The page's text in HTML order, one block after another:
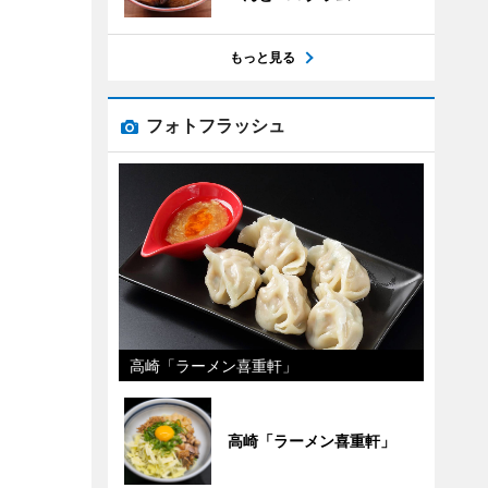
もっと見る
フォトフラッシュ
高崎「ラーメン喜重軒」
高崎「ラーメン喜重軒」